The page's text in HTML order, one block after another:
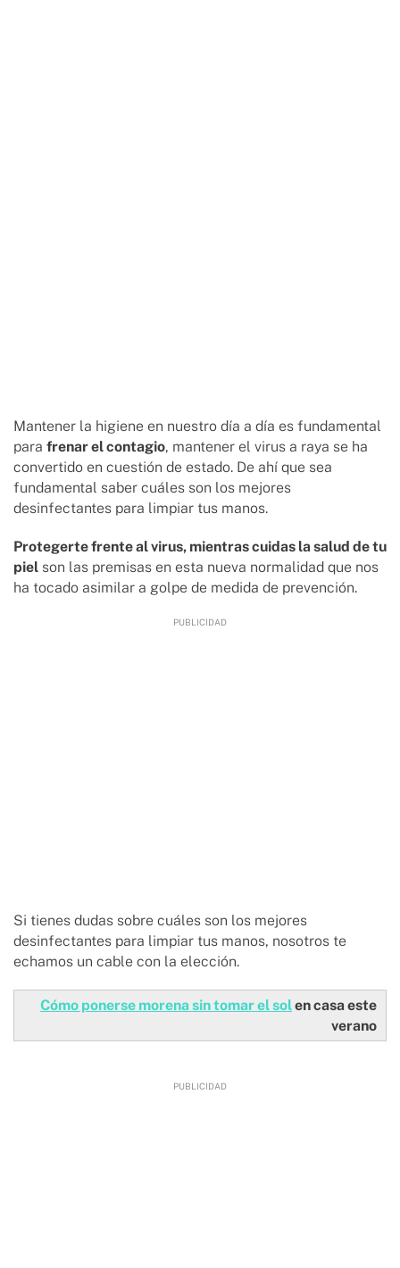
Mantener la higiene en nuestro día a día es fundamental
para frenar el contagio, mantener el virus a raya se ha
convertido en cuestión de estado. De ahí que sea
fundamental saber cuáles son los mejores
desinfectantes para limpiar tus manos.
Protegerte frente al virus, mientras cuidas la salud de tu
piel son las premisas en esta nueva normalidad que nos
ha tocado asimilar a golpe de medida de prevención.
Si tienes dudas sobre cuáles son los mejores
desinfectantes para limpiar tus manos, nosotros te
echamos un cable con la elección.
Cómo ponerse morena sin tomar el solen casa este
verano